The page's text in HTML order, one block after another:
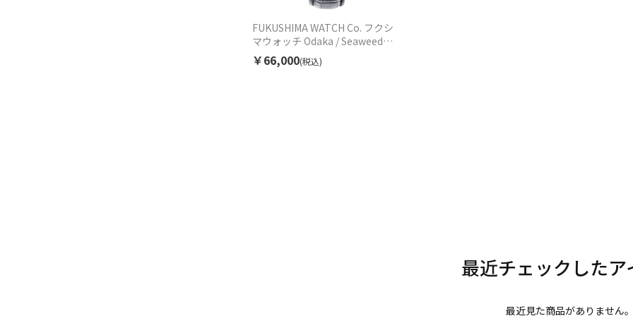
FUKUSHIMA WATCH Co. フクシ
マウォッチ Odaka / Seaweed
black オダカ ブラック
F001.01.01 自動巻 ユニセックス
￥66,000(税込)
最近見た商品がありません。